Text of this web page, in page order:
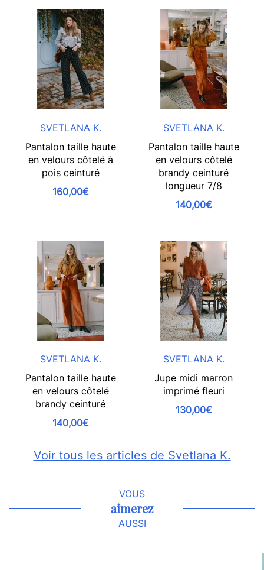
SVETLANA K.
Pantalon taille haute
en velours côtelé à
pois ceinturé
160,00€
SVETLANA K.
Pantalon taille haute
en velours côtelé
brandy ceinturé
longueur 7/8
140,00€
SVETLANA K.
Pantalon taille haute
en velours côtelé
brandy ceinturé
140,00€
SVETLANA K.
Jupe midi marron
imprimé fleuri
130,00€
Voir tous les articles de Svetlana K.
VOUS
aimerez
AUSSI